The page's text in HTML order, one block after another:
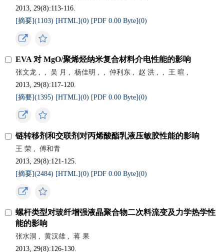
2013, 29(8):113-116.
[摘要](1103) [HTML](0) [PDF 0.00 Byte](0)
EVA 对 MgO/聚烯烃纳米复合材料介电性能的影响
张文龙 , , 吴 月 , 杨佳明 , , 仲利东 , 赵 洪 , , 王 暄 ,
2013, 29(8):117-120.
[摘要](1395) [HTML](0) [PDF 0.00 Byte](0)
链转移剂和交联剂对丙烯酸酯乳液压敏胶性能的影响
王 荣 ,
傅和青
2013, 29(8):121-125.
[摘要](2484) [HTML](0) [PDF 0.00 Byte](0)
螺杆类型对玻纤增强液晶聚合物二次料流变及力学热学性
能的影响
张水洞 , 黄汉雄 ,
蒋 果
2013, 29(8):126-130.